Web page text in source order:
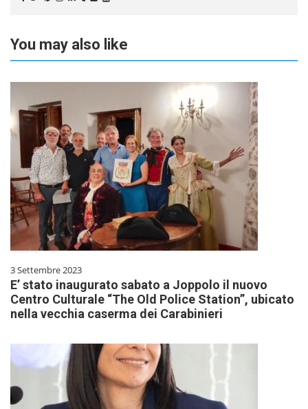
You may also like
3 Settembre 2023
E’ stato inaugurato sabato a Joppolo il nuovo
Centro Culturale “The Old Police Station”, ubicato
nella vecchia caserma dei Carabinieri